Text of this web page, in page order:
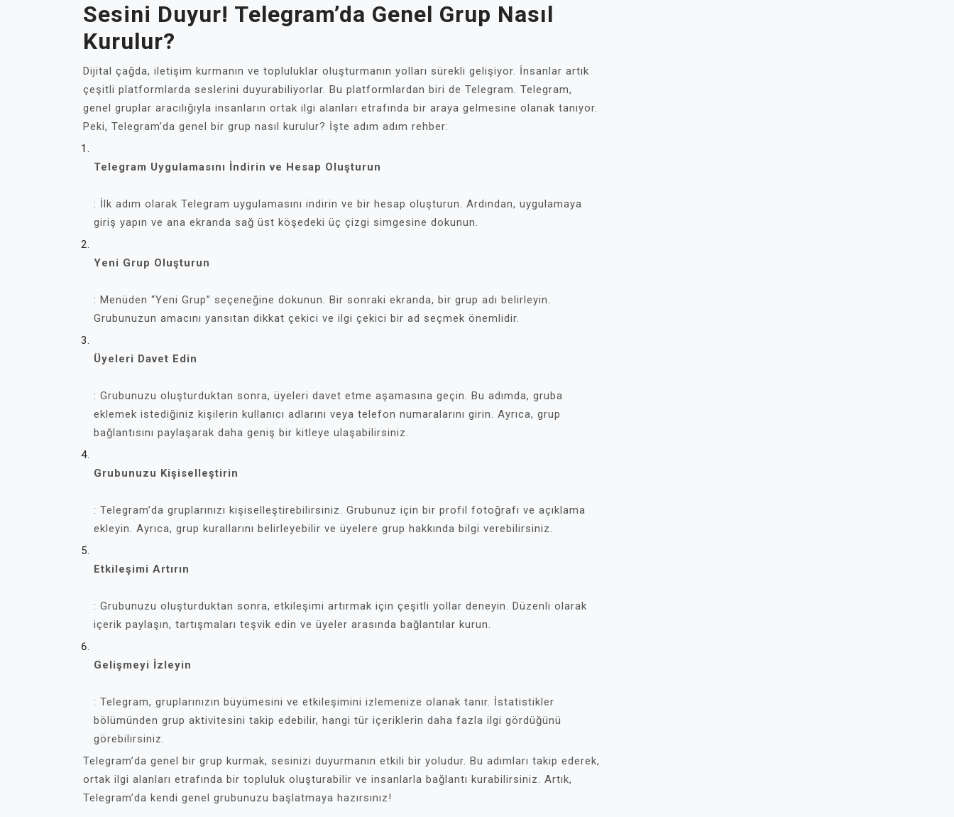
Sesini Duyur! Telegram’da Genel Grup Nasıl
Kurulur?
Dijital çağda, iletişim kurmanın ve topluluklar oluşturmanın yolları sürekli gelişiyor. İnsanlar artık
çeşitli platformlarda seslerini duyurabiliyorlar. Bu platformlardan biri de Telegram. Telegram,
genel gruplar aracılığıyla insanların ortak ilgi alanları etrafında bir araya gelmesine olanak tanıyor.
Peki, Telegram’da genel bir grup nasıl kurulur? İşte adım adım rehber:
Telegram Uygulamasını İndirin ve Hesap Oluşturun
: İlk adım olarak Telegram uygulamasını indirin ve bir hesap oluşturun. Ardından, uygulamaya
giriş yapın ve ana ekranda sağ üst köşedeki üç çizgi simgesine dokunun.
Yeni Grup Oluşturun
: Menüden “Yeni Grup” seçeneğine dokunun. Bir sonraki ekranda, bir grup adı belirleyin.
Grubunuzun amacını yansıtan dikkat çekici ve ilgi çekici bir ad seçmek önemlidir.
Üyeleri Davet Edin
: Grubunuzu oluşturduktan sonra, üyeleri davet etme aşamasına geçin. Bu adımda, gruba
eklemek istediğiniz kişilerin kullanıcı adlarını veya telefon numaralarını girin. Ayrıca, grup
bağlantısını paylaşarak daha geniş bir kitleye ulaşabilirsiniz.
Grubunuzu Kişiselleştirin
: Telegram’da gruplarınızı kişiselleştirebilirsiniz. Grubunuz için bir profil fotoğrafı ve açıklama
ekleyin. Ayrıca, grup kurallarını belirleyebilir ve üyelere grup hakkında bilgi verebilirsiniz.
Etkileşimi Artırın
: Grubunuzu oluşturduktan sonra, etkileşimi artırmak için çeşitli yollar deneyin. Düzenli olarak
içerik paylaşın, tartışmaları teşvik edin ve üyeler arasında bağlantılar kurun.
Gelişmeyi İzleyin
: Telegram, gruplarınızın büyümesini ve etkileşimini izlemenize olanak tanır. İstatistikler
bölümünden grup aktivitesini takip edebilir, hangi tür içeriklerin daha fazla ilgi gördüğünü
görebilirsiniz.
Telegram’da genel bir grup kurmak, sesinizi duyurmanın etkili bir yoludur. Bu adımları takip ederek,
ortak ilgi alanları etrafında bir topluluk oluşturabilir ve insanlarla bağlantı kurabilirsiniz. Artık,
Telegram’da kendi genel grubunuzu başlatmaya hazırsınız!